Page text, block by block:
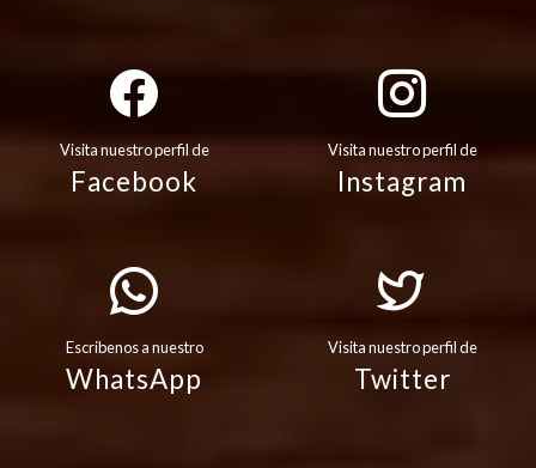
Visita nuestro perfil de
Facebook
Visita nuestro perfil de
Instagram
Escribenos a nuestro
WhatsApp
Visita nuestro perfil de
Twitter